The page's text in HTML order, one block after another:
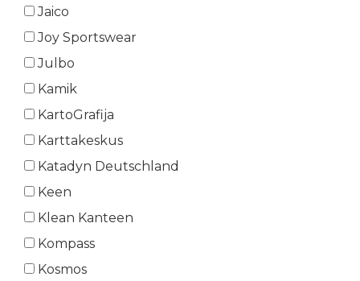
Jaico
Joy Sportswear
Julbo
Kamik
KartoGrafija
Karttakeskus
Katadyn Deutschland
Keen
Klean Kanteen
Kompass
Kosmos